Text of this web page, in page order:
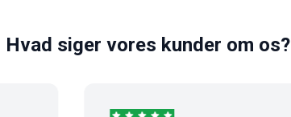
Hvad siger vores kunder om os?